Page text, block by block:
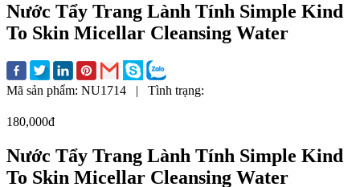
Nước Tẩy Trang Lành Tính Simple Kind
To Skin Micellar Cleansing Water
Mã sản phẩm: NU1714 | Tình trạng:
180,000đ
Nước Tẩy Trang Lành Tính Simple Kind
To Skin Micellar Cleansing Water